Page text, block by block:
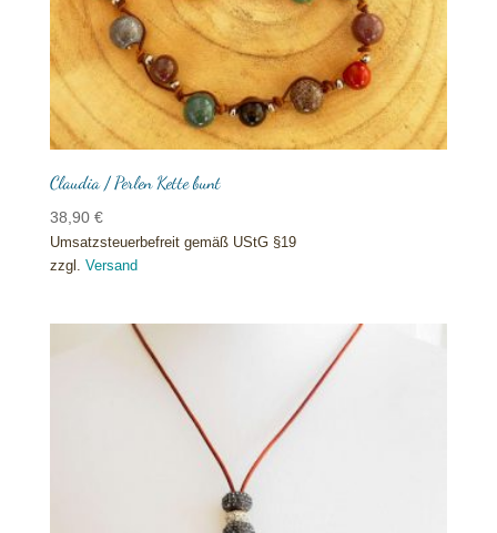
Claudia / Perlen Kette bunt
38,90 €
Umsatzsteuerbefreit gemäß UStG §19
zzgl. Versand